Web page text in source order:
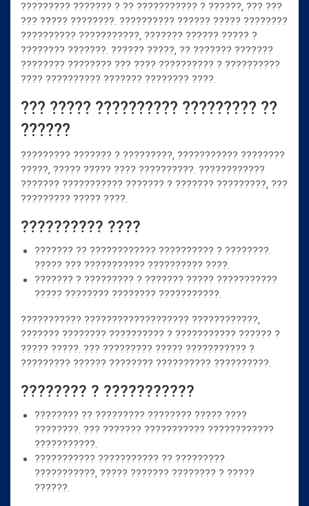
????????? ??????? ? ?? ??????????? ? ??????, ??? ???
??? ????? ????????. ?????????? ?????? ????? ????????
?????????? ???????????, ??????? ?????? ????? ?
???????? ???????. ?????? ?????, ?? ??????? ???????
???????? ???????? ??? ???? ?????????? ? ??????????
???? ?????????? ??????? ???????? ????.
??? ????? ?????????? ????????? ??
??????
????????? ??????? ? ?????????, ??????????? ????????
?????, ????? ????? ???? ??????????. ????????????
??????? ??????????? ??????? ? ??????? ?????????, ???
????????? ????? ????.
?????????? ????
??????? ?? ???????????? ?????????? ? ????????.
????? ??? ??????????? ?????????? ????.
??????? ? ????????? ? ??????? ????? ???????????
????? ???????? ???????? ???????????.
??????????? ??????????????????? ????????????,
??????? ???????? ?????????? ? ??????????? ?????? ?
????? ?????. ??? ????????? ????? ??????????? ?
????????? ?????? ???????? ?????????? ??????????.
???????? ? ???????????
???????? ?? ????????? ???????? ????? ????
????????. ??? ??????? ??????????? ????????????
???????????.
??????????? ??????????? ?? ?????????
???????????, ????? ??????? ???????? ? ?????
??????.